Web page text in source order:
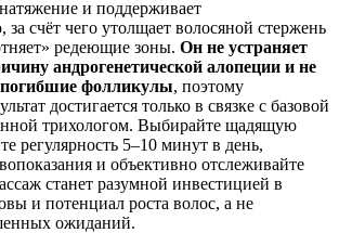
и поддерживает
счёт чего утолщает волосяной стержень
редеющие зоны. Он не устраняет
андрогенетической алопеции и не
погибшие фолликулы, поэтому
достигается только в связке с базовой
трихологом. Выбирайте щадящую
регулярность 5–10 минут в день,
и объективно отслеживайте
станет разумной инвестицией в
и потенциал роста волос, а не
ожиданий.